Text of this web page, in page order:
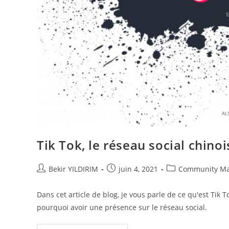
Tik Tok, le réseau social
Auteur/autrice
la
publication :
Bekir YILDIRIM
Publication
juin 4, 2021
PostCommunity
Dans cet article de blog, je vous parle de ce qu'est Tik
pourquoi avoir une présence sur le réseau social.